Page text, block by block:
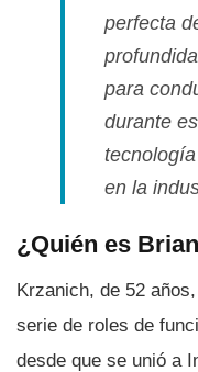
perfecta
para
durante
en la
¿Quién es
Krzanich, de 52
serie de roles de
desde que se unió a